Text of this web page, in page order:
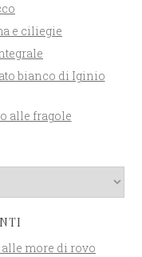
e ciliegie
bianco di Iginio
alle fragole
more di rovo